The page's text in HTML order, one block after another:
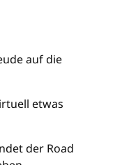
auf die
etwas
der Road